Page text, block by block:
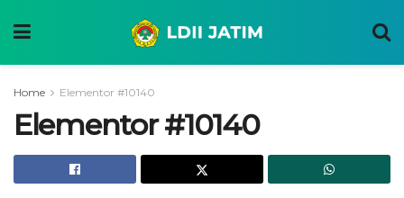
Home Elementor #10140
Elementor #10140